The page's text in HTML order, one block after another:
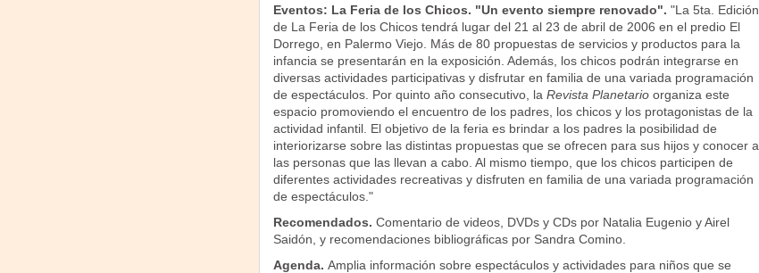
Eventos: La Feria de los Chicos. "Un evento siempre renovado". "La 5ta. Edición
de La Feria de los Chicos tendrá lugar del 21 al 23 de abril de 2006 en el predio El
Dorrego, en Palermo Viejo. Más de 80 propuestas de servicios y productos para la
infancia se presentarán en la exposición. Además, los chicos podrán integrarse en
diversas actividades participativas y disfrutar en familia de una variada programación
de espectáculos. Por quinto año consecutivo, la Revista Planetarioorganiza este
espacio promoviendo el encuentro de los padres, los chicos y los protagonistas de la
actividad infantil. El objetivo de la feria es brindar a los padres la posibilidad de
interiorizarse sobre las distintas propuestas que se ofrecen para sus hijos y conocer a
las personas que las llevan a cabo. Al mismo tiempo, que los chicos participen de
diferentes actividades recreativas y disfruten en familia de una variada programación
de espectáculos."
Recomendados. Comentario de videos, DVDs y CDs por Natalia Eugenio y Airel
Saidón, y recomendaciones bibliográficas por Sandra Comino.
Agenda. Amplia información sobre espectáculos y actividades para niños que se